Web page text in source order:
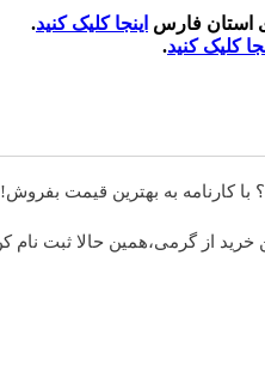
استان فارس اینجا کلیک کنید.
کلیک کنید.
با کارنامه به بهترین قیمت بفروش!